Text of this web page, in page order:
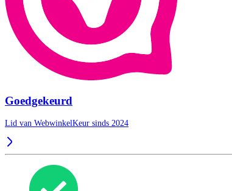
Goedgekeurd
Lid van WebwinkelKeur sinds 2024